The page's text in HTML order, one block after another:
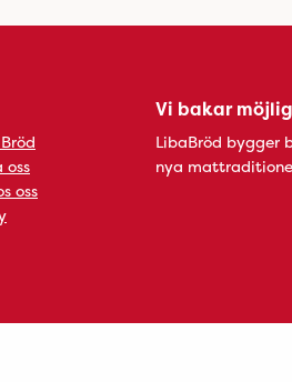
oss
oss
Vi bakar
LibaBröd bygger
nya